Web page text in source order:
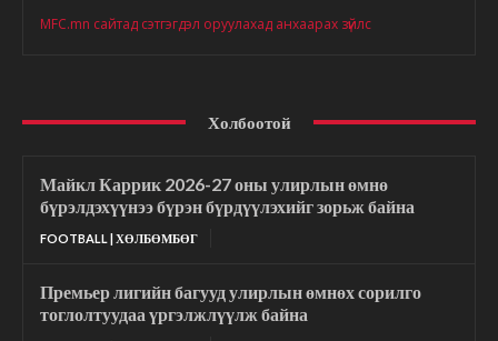
MFC.mn сайтад сэтгэгдэл оруулахад анхаарах зүйлс
Холбоотой
Майкл Каррик 2026-27 оны улирлын өмнө
бүрэлдэхүүнээ бүрэн бүрдүүлэхийг зорьж байна
FOOTBALL | ХӨЛБӨМБӨГ
Премьер лигийн багууд улирлын өмнөх сорилго
тоглолтуудаа үргэлжлүүлж байна